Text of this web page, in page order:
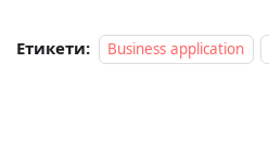
Етикети: Business application